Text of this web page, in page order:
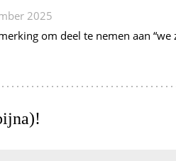
2025
om deel te nemen aan “we